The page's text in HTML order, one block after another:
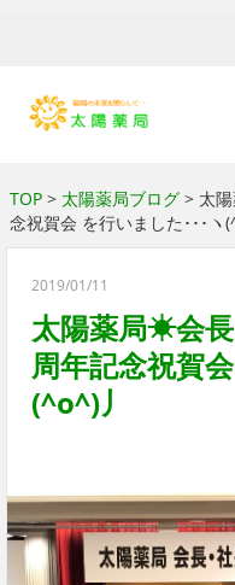
TOP> 太陽薬局ブログ> 太陽
念祝賀会 を行いました･･･ヽ
2019/01/11
太陽薬局☀会
周年記念祝賀
(^o^)丿